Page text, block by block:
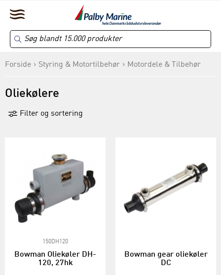
Forside Styring & Motortilbehør Motordele & Tilbehør
Oliekølere
Filter og sortering
150DH120
Bowman Oliekøler DH-
120, 27hk
Bowman gear oliekøler
DC